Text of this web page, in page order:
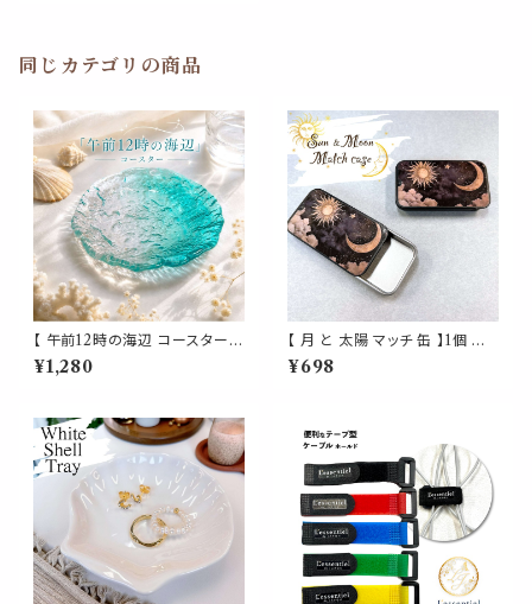
同じカテゴリの商品
【 午前12時の海辺 コースター】
ガラス グラデーション 海 夏 お
しゃれ 涼しげデザイン 透明 ク
ー トレイ 小物置き インテリア
ギフト プレゼント 贈り物 お祝い
新築祝い かわいい キッチン
¥1,280
【 月 と 太陽 マッチ 缶 】1個 ブラ
ック スライド式 タブレット ブリ
キ缶 マッチストライカー付き ア
ルケース サプリメント キャンデ
ィケース 小物入れ 携帯用 コン
テナ 薄型 収納 ケース おしゃれ
¥698